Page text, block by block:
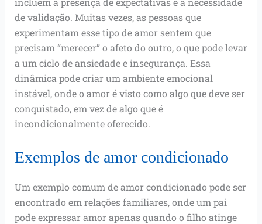
de validação. Muitas vezes, as pessoas que
experimentam esse tipo de amor sentem que
precisam “merecer” o afeto do outro, o que pode levar
a um ciclo de ansiedade e insegurança. Essa
dinâmica pode criar um ambiente emocional
instável, onde o amor é visto como algo que deve ser
conquistado, em vez de algo que é
incondicionalmente oferecido.
Exemplos de amor condicionado
Um exemplo comum de amor condicionado pode ser
encontrado em relações familiares, onde um pai
pode expressar amor apenas quando o filho atinge